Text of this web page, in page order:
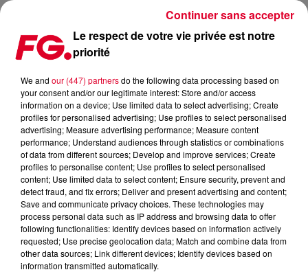
UNE SÉLECTION DE RELEASES POUR CET ÉTÉ
Le respect de votre vie privée est notre
priorité
We and our (447) partnersdo the following data processing based on
your consent and/or our legitimate interest: Store and/or access
information on a device; Use limited data to select advertising; Create
profiles for personalised advertising; Use profiles to select personalised
advertising; Measure advertising performance; Measure content
performance; Understand audiences through statistics or combinations
of data from different sources; Develop and improve services; Create
profiles to personalise content; Use profiles to select personalised
content; Use limited data to select content; Ensure security, prevent and
detect fraud, and fix errors; Deliver and present advertising and content;
Save and communicate privacy choices. These technologies may
process personal data such as IP address and browsing data to offer
following functionalities: Identify devices based on information actively
requested; Use precise geolocation data; Match and combine data from
other data sources; Link different devices; Identify devices based on
information transmitted automatically.
Continuer sans accepter